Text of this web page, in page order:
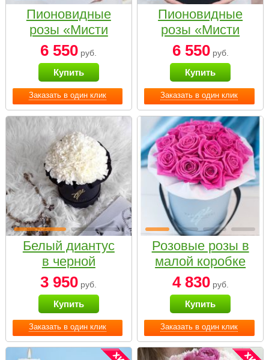
Заказать в один клик
Пионовидные
розы «Мисти
бабблс» в белой
коробке Small
6 550 руб.
Купить
Заказать в один клик
Пионовидные
розы «Мисти
бабблс» в
черной коробке
Small
6 550руб.
Купить
Заказать в один клик
Белый диантус
в черной
коробке Small
3 950 руб.
Купить
Заказать в один клик
Розовые розы в
малой коробке
4 830руб.
Купить